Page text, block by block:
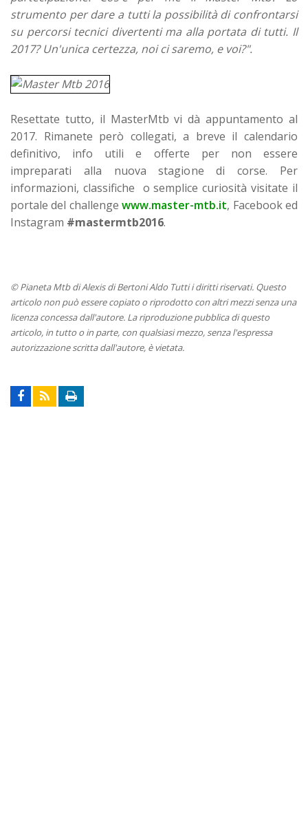
strumento per dare a tutti la possibilità di confrontarsi
su percorsi tecnici divertenti ma alla portata di tutti. Il
2017? Un'unica certezza, noi ci saremo, e voi?".
Resettate tutto, il MasterMtb vi dà appuntamento al
2017. Rimanete però collegati, a breve il calendario
definitivo, info utili e offerte per non essere
impreparati alla nuova stagione di corse. Per
informazioni, classifiche o semplice curiosità visitate il
portale del challengewww.master-mtb.it, Facebook ed
Instagram #mastermtb2016.
© Pianeta Mtb di Alexis di Bertoni Aldo Tutti i diritti riservati. Questo
articolo non può essere copiato o riprodotto con altri mezzi senza una
licenza concessa dall'autore. La riproduzione pubblica di questo
articolo, in tutto o in parte, con qualsiasi mezzo, senza l'espressa
autorizzazione scritta dall'autore, è vietata.